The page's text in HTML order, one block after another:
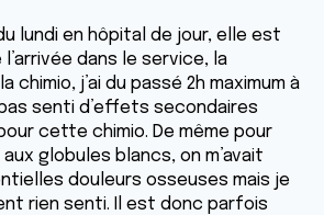
lundi en hôpital de jour, elle est
dans le service, la
chimio, j’ai du passé 2h maximum à
pas senti d’effets secondaires
cette chimio. De même pour
globules blancs, on m’avait
douleurs osseuses mais je
rien senti. Il est donc parfois